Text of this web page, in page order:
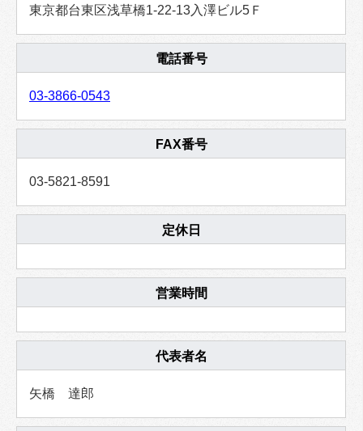
東京都台東区浅草橋1-22-13入澤ビル5Ｆ
電話番号
03-3866-0543
FAX番号
03-5821-8591
定休日
営業時間
代表者名
矢橋 達郎